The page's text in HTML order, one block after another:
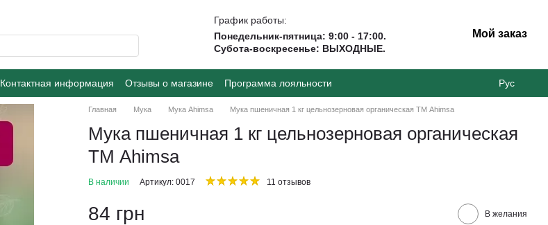
График работы:
Понедельник-пятница: 9:00 - 17:00.
Субота-воскресенье: ВЫХОДНЫЕ.
Мой заказ
Контактная информация Отзывы о магазине
Программа лояльности
Рус
Главная Мука Мука Ahimsa Мука пшеничная 1 кг цельнозерновая органическая ТМ Ahimsa
Мука пшеничная 1 кг цельнозерновая органическая
ТМ Ahimsa
В наличии Артикул: 0017 11 отзывов
84 грн В желания